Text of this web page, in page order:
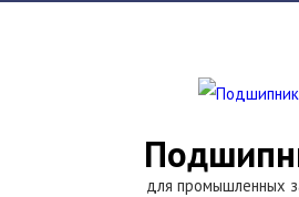
для промышленных